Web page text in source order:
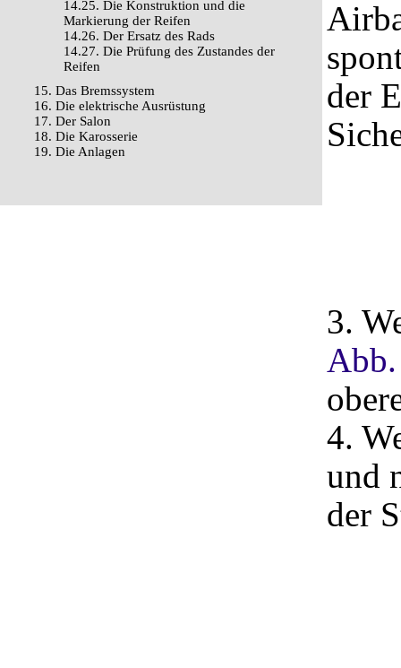
14.25. Die Konstruktion und die
Markierung der Reifen
14.26. Der Ersatz des Rads
14.27. Die Prüfung des Zustandes der
Reifen
15. Das Bremssystem
16. Die elektrische Ausrüstung
17. Der Salon
18. Die Karosserie
19. Die Anlagen
der
3.
4.
und
der